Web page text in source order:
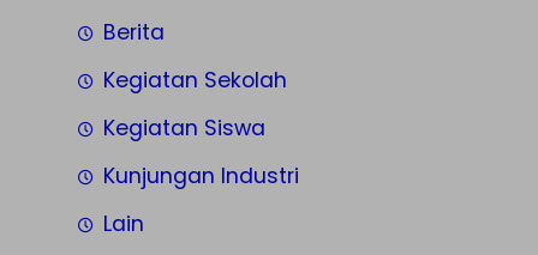
Berita
Kegiatan Sekolah
Kegiatan Siswa
Kunjungan Industri
Lain